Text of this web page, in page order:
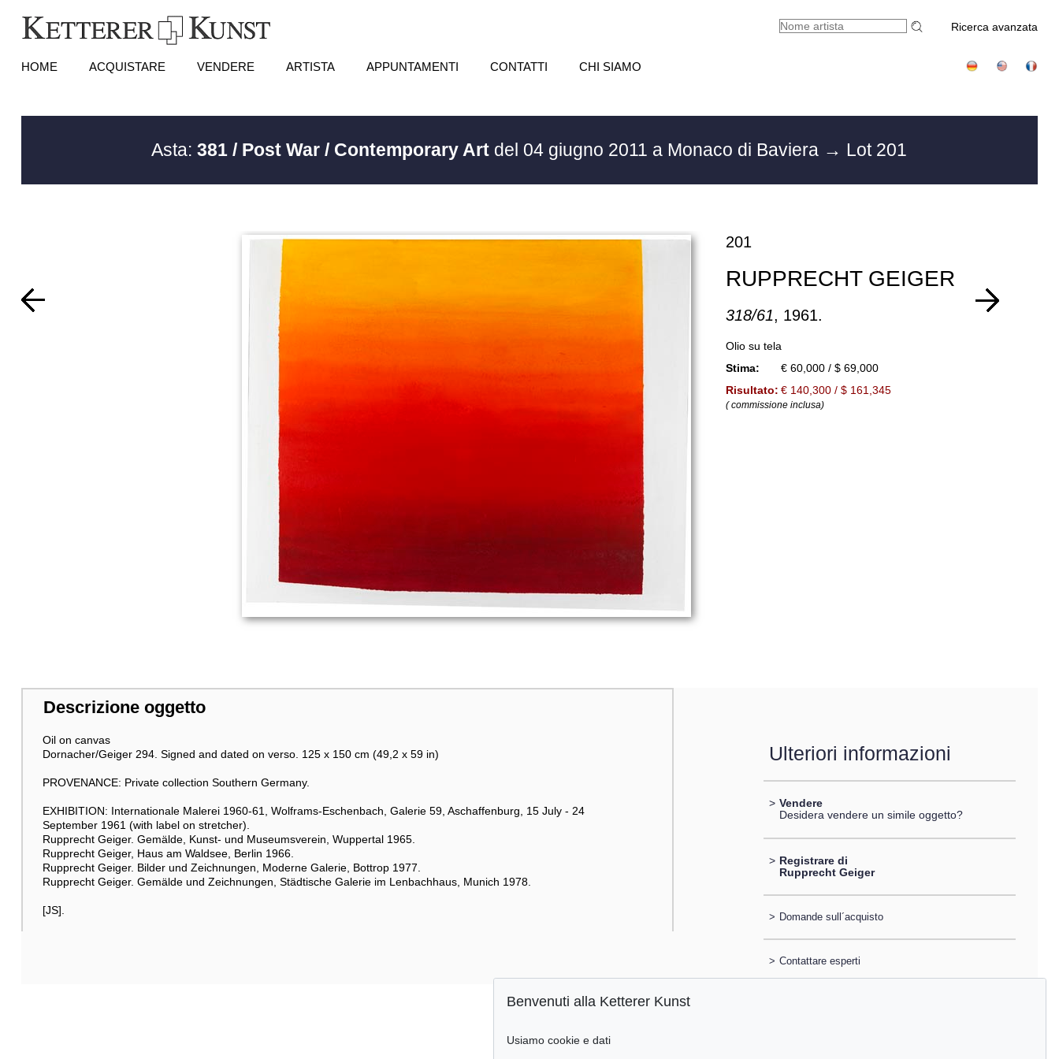
Ricerca avanzata
HOME ACQUISTARE VENDERE ARTISTA APPUNTAMENTI CONTATTI CHI SIAMO
Asta:381 / Post War / Contemporary Art del 04 giugno 2011 a Monaco di Baviera → Lot 201
201
RUPPRECHT GEIGER
318/61, 1961.
Olio su tela
Stima:
€ 60,000 / $ 69,000
Risultato: € 140,300 / $ 161,345
( commissione inclusa)
Descrizione oggetto
Oil on canvas
Dornacher/Geiger 294. Signed and dated on verso. 125 x 150 cm (49,2 x 59 in)
PROVENANCE: Private collection Southern Germany.
EXHIBITION: Internationale Malerei 1960-61, Wolframs-Eschenbach, Galerie 59, Aschaffenburg, 15 July - 24
September 1961 (with label on stretcher).
Rupprecht Geiger. Gemälde, Kunst- und Museumsverein, Wuppertal 1965.
Rupprecht Geiger, Haus am Waldsee, Berlin 1966.
Rupprecht Geiger. Bilder und Zeichnungen, Moderne Galerie, Bottrop 1977.
Rupprecht Geiger. Gemälde und Zeichnungen, Städtische Galerie im Lenbachhaus, Munich 1978.
[JS].
Ulteriori informazioni
> Vendere
Desidera vendere un simile oggetto?
> Registrare di
Rupprecht Geiger
> Domande sull´acquisto
> Contattare esperti
Benvenuti alla Ketterer Kunst
Usiamo cookie e dati